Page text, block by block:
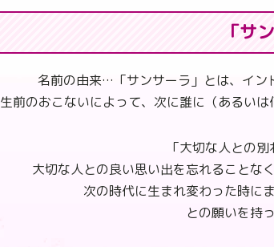
「サ
名前の由来…「サンサーラ」とは、イン
生前のおこないによって、次に誰に（あるい
「大切な人との
大切な人との良い思い出を忘れることな
次の時代に生まれ変わった時に
との願いを持